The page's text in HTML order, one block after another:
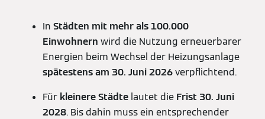
In Städten mit mehr als 100.000
Einwohnern wird die Nutzung erneuerbarer
Energien beim Wechsel der Heizungsanlage
spätestens am 30. Juni 2026verpflichtend.
Für kleinere Städte lautet die Frist 30. Juni
2028. Bis dahin muss ein entsprechender